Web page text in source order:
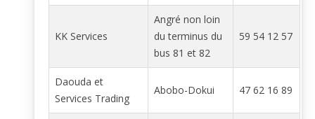
KK Services
Angré non loin
du terminus du
bus 81 et 82
59 54 12 57
Daouda et
Services Trading
Abobo-Dokui 47 62 16 89